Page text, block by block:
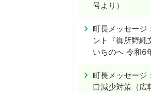
号より）
町長メッセージ
ント『御所野縄
いちのへ 令和6
町長メッセージ
口減少対策（広